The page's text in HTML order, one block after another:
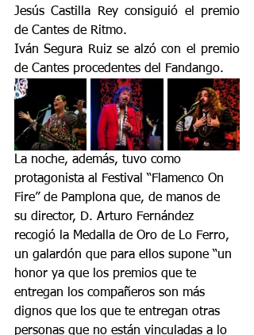
Jesús Castilla Rey consiguió el premio
de Cantes de Ritmo.
Iván Segura Ruiz se alzó con el premio
de Cantes procedentes del Fandango.
La noche, además, tuvo como
protagonista al Festival “Flamenco On
Fire” de Pamplona que, de manos de
su director, D. Arturo Fernández
recogió la Medalla de Oro de Lo Ferro,
un galardón que para ellos supone “un
honor ya que los premios que te
entregan los compañeros son más
dignos que los que te entregan otras
personas que no están vinculadas a lo